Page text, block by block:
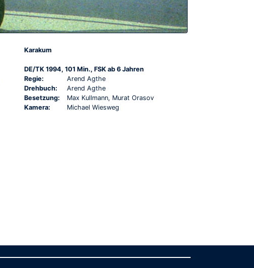
Karakum
DE/TK 1994, 101 Min., FSK ab 6 Jahren
Regie:
Arend Agthe
Drehbuch:
Arend Agthe
Besetzung:
Max Kullmann, Murat Orasov
Kamera:
Michael Wiesweg